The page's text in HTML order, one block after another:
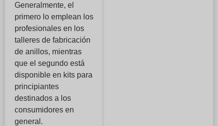
Generalmente, el
primero lo emplean los
profesionales en los
talleres de fabricación
de anillos, mientras
que el segundo está
disponible en kits para
principiantes
destinados a los
consumidores en
general.